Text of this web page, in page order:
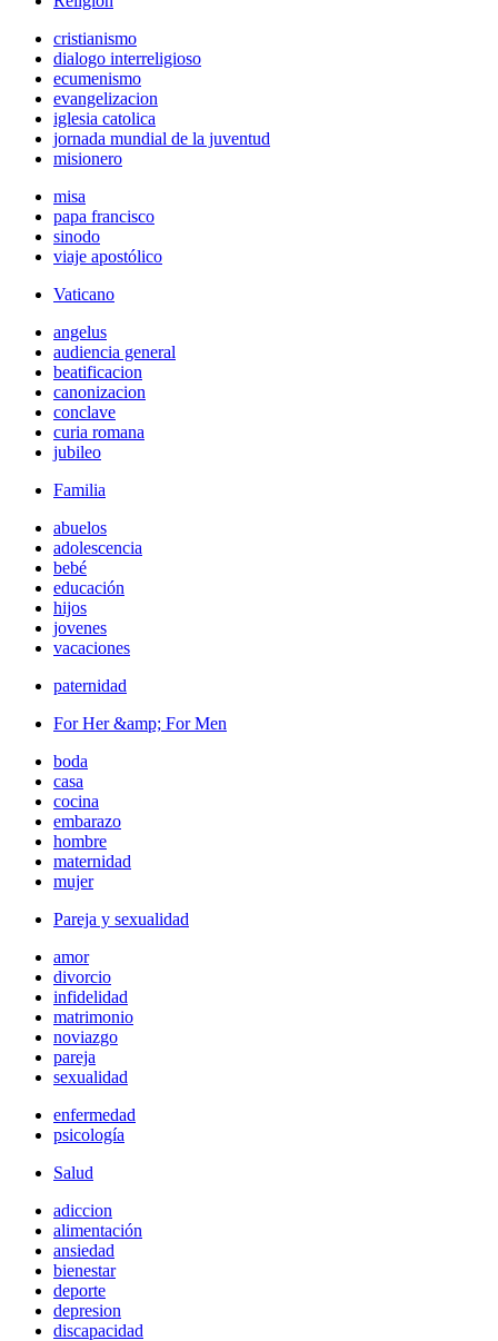
cristianismo
dialogo interreligioso
ecumenismo
evangelizacion
iglesia catolica
jornada mundial de la juventud
misionero
misa
papa francisco
sinodo
viaje apostólico
Vaticano
angelus
audiencia general
beatificacion
canonizacion
conclave
curia romana
jubileo
Familia
abuelos
adolescencia
bebé
educación
hijos
jovenes
vacaciones
paternidad
For Her &amp; For Men
boda
casa
cocina
embarazo
hombre
maternidad
mujer
Pareja y sexualidad
amor
divorcio
infidelidad
matrimonio
noviazgo
pareja
sexualidad
enfermedad
psicología
Salud
adiccion
alimentación
ansiedad
bienestar
deporte
depresion
discapacidad